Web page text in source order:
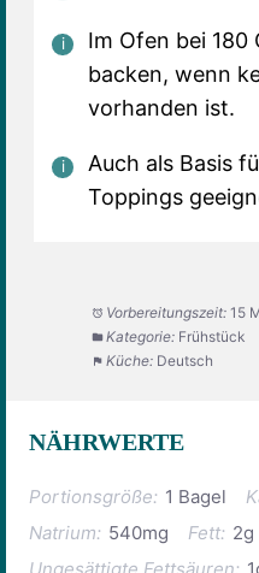
Im Ofen bei 180
backen, wenn
vorhanden ist.
Auch als Basis
Toppings
Vorbereitungszeit: 15
Kategorie: Frühstück
Küche: Deutsch
NÄHRWERTE
Portionsgröße: 1 Bagel
Natrium: 540mg Fett: 2g